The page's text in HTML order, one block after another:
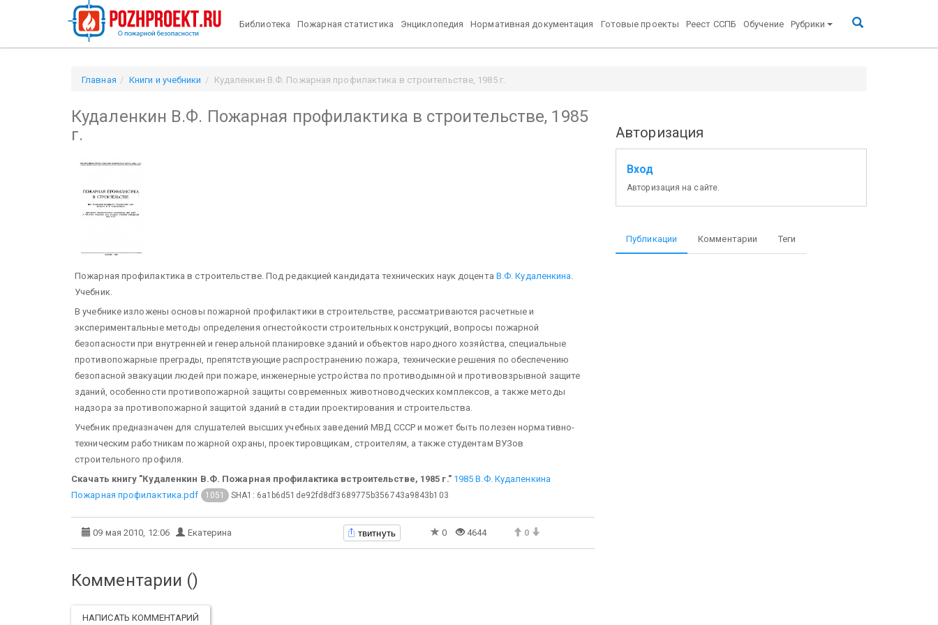
Библиотека Пожарная статистика Энциклопедия Нормативная документация Готовые проекты Реест ССПБ Обучение Рубрики
Главная Книги и учебники Кудаленкин В.Ф. Пожарная профилактика в строительстве, 1985 г.
Кудаленкин В.Ф. Пожарная профилактика в строительстве, 1985
г.
Пожарная профилактика в строительстве. Под редакцией кандидата технических наук доцента В.Ф. Кудаленкина
Учебник.
В учебнике изложены основы пожарной профилактики в строительстве, рассматриваются расчетные и
экспериментальные методы определения огнестойкости строительных конструкций, вопросы пожарной
безопасности при внутренней и генеральной планировке зданий и объектов народного хозяйства, специальные
противопожарные преграды, препятствующие распространению пожара, технические решения по обеспечению
безопасной эвакуации людей при пожаре, инженерные устройства по противодымной и противовзрывной защите
зданий, особенности противопожарной защиты современных животноводческих комплексов, а также методы
надзора за противопожарной защитой зданий в стадии проектирования и строительства.
Учебник предназначен для слушателей высших учебных заведений МВД СССР и может быть полезен нормативно-
техническим работникам пожарной охраны, проектировщикам, строителям, а также студентам ВУЗов
строительного профиля.
Скачать книгу "Кудаленкин В.Ф. Пожарная профилактика встроительстве, 1985 г." 1985 В.Ф. Кудаленкина
Пожарная профилактика.pdf
1051 SHA1: 6a1b6d51de92fd8df3689775b356743a9843b103
09 мая 2010, 12:06 Екатерина твитнуть 0 4644 0
Комментарии ()
НАПИСАТЬ КОММЕНТАРИЙ
Авторизация
Вход
Авторизация на сайте.
Публикации Комментарии Теги